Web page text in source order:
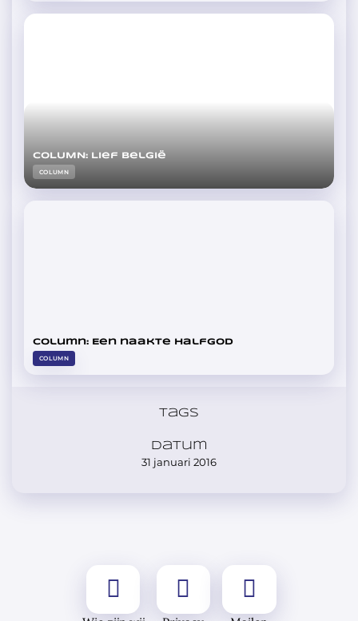
COLUMN: Lief België
COLUMN
Column: Een naakte halfgod
COLUMN
Tags
Datum
31 januari 2016